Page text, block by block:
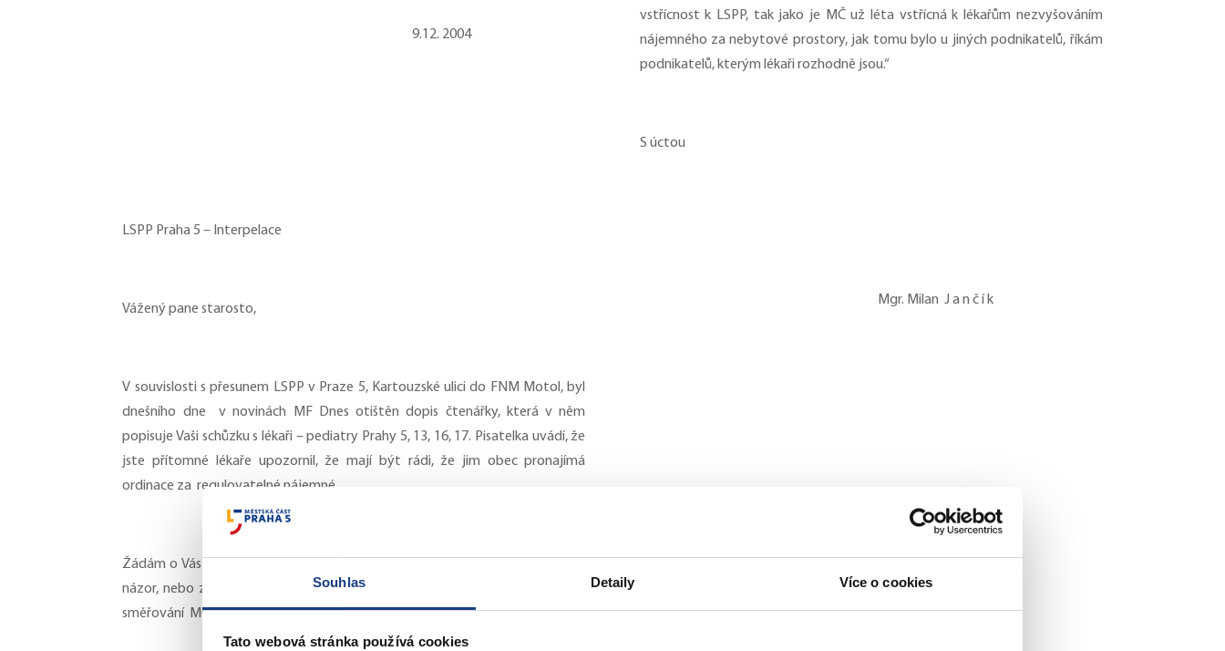
Souhlas Detaily Více o cookies
Tato webová stránka používá cookies
9.12. 2004
LSPP Praha 5 – Interpelace
Vážený pane starosto,
V souvislosti s přesunem LSPP v Praze 5, Kartouzské ulici do FNM Motol, byl
dnešního dne
v novinách MF Dnes otištěn dopis čtenářky, která v něm
popisuje Vaši schůzku s lékaři – pediatry Prahy 5, 13, 16, 17. Pisatelka uvádí, že
jste přítomné lékaře upozornil, že mají být rádi, že jim obec pronajímá
ordinace za regulovatelné nájemné.
Žádám o Vás vysvětlení,
názor, nebo zda se jednalo o názor RMČ,
směřování MČ v záležitosti pronájmu ordinací.
vstřícnost k LSPP, tak jako je MČ už léta vstřícná k lékařům nezvyšováním
nájemného za nebytové prostory, jak tomu bylo u jiných podnikatelů, říkám
podnikatelů, kterým lékaři rozhodně jsou.“
S úctou
Mgr. Milan J a n č í k